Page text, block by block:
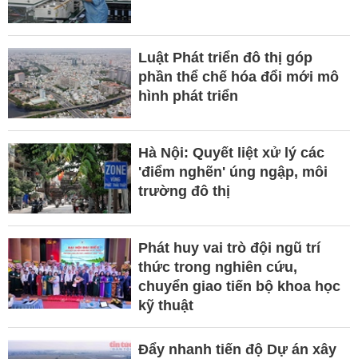
Luật Phát triển đô thị góp
phần thể chế hóa đổi mới mô
hình phát triển
Hà Nội: Quyết liệt xử lý các
'điểm nghẽn' úng ngập, môi
trường đô thị
Phát huy vai trò đội ngũ trí
thức trong nghiên cứu,
chuyển giao tiến bộ khoa học
kỹ thuật
Đẩy nhanh tiến độ Dự án xây